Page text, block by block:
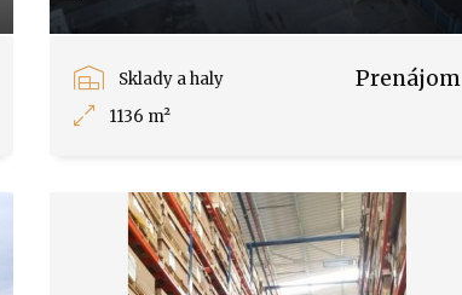
Sklady a haly
1136 m²
Prenájom